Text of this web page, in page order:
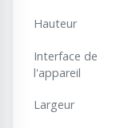
Hauteur
Interface de
l'appareil
Largeur